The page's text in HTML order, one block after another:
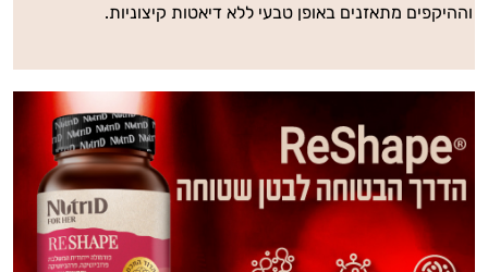
וההיקפים מתאזנים באופן טבעי ללא דיאטות קיצוניות.